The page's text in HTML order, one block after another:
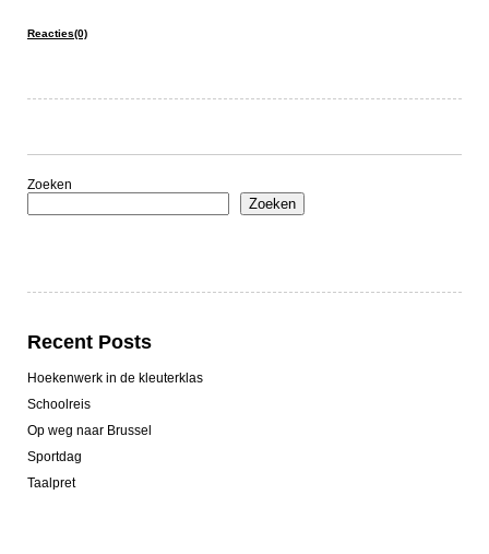
Reacties(0)
Zoeken
Zoeken
Recent Posts
Hoekenwerk in de kleuterklas
Schoolreis
Op weg naar Brussel
Sportdag
Taalpret